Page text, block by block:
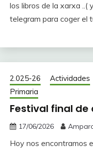
los libros de la xarxa ..(
telegram para coger el
2.025-26 Actividades
Primaria
Festival final de
17/06/2026
Hoy nos encontramos